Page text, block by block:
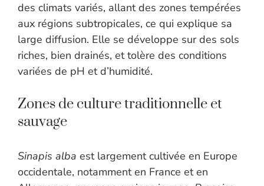
des climats variés, allant des zones tempérées
aux régions subtropicales, ce qui explique sa
large diffusion. Elle se développe sur des sols
riches, bien drainés, et tolère des conditions
variées de pH et d’humidité.
Zones de culture traditionnelle et
sauvage
Sinapis alba est largement cultivée en Europe
occidentale, notamment en France et en